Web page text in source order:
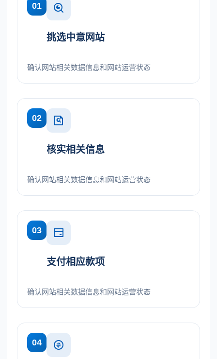
01
挑选中意网站
确认网站相关数据信息和网站运营状态
02
核实相关信息
确认网站相关数据信息和网站运营状态
03
支付相应款项
确认网站相关数据信息和网站运营状态
04